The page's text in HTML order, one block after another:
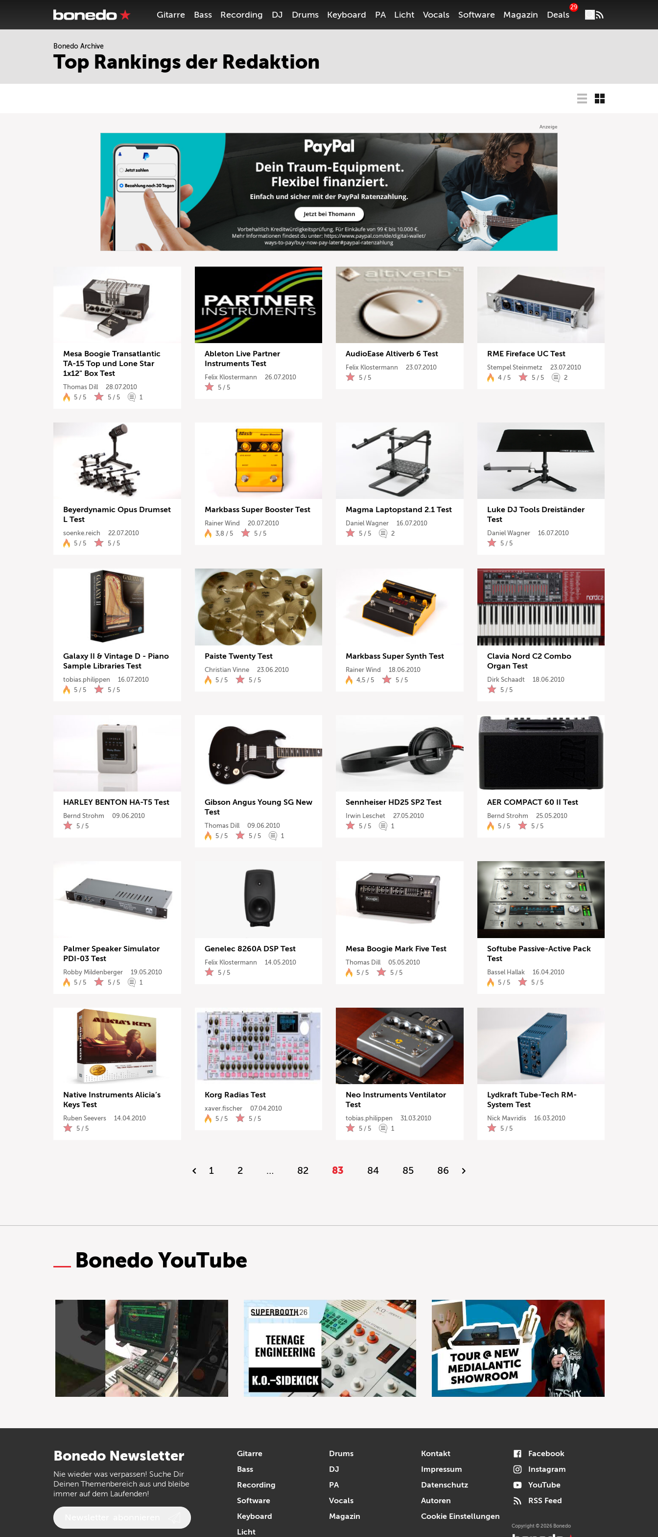
Gitarre Bass Recording DJ Drums Keyboard PA Licht Vocals Software Magazin Deals
29
Bonedo Archive
Top Rankings der Redaktion
Anzeige
Mesa Boogie Transatlantic
TA-15 Top und Lone Star
1x12" Box Test
Thomas Dill
28.07.2010
5 / 5
5 / 5 1
Ableton Live Partner
Instruments Test
Felix Klostermann
26.07.2010
5 / 5
AudioEase Altiverb 6 Test
Felix Klostermann
23.07.2010
5 / 5
RME Fireface UC Test
Stempel Steinmetz
23.07.2010
4 / 5
5 / 5 2
Beyerdynamic Opus Drumset
L Test
soenke.reich
22.07.2010
5 / 5
5 / 5
Markbass Super Booster Test
Rainer Wind
20.07.2010
3,8 / 5
5 / 5
Magma Laptopstand 2.1 Test
Daniel Wagner
16.07.2010
5 / 5
2
Luke DJ Tools Dreiständer
Test
Daniel Wagner
16.07.2010
5 / 5
Galaxy II & Vintage D - Piano
Sample Libraries Test
tobias.philippen
16.07.2010
5 / 5
5 / 5
Paiste Twenty Test
Christian Vinne
23.06.2010
5 / 5
5 / 5
Markbass Super Synth Test
Rainer Wind
18.06.2010
4,5 / 5
5 / 5
Clavia Nord C2 Combo
Organ Test
Dirk Schaadt
18.06.2010
5 / 5
HARLEY BENTON HA-T5 Test
Bernd Strohm
09.06.2010
5 / 5
Gibson Angus Young SG New
Test
Thomas Dill
09.06.2010
5 / 5
5 / 5 1
Sennheiser HD25 SP2 Test
Irwin Leschet
27.05.2010
5 / 5
1
AER COMPACT 60 II Test
Bernd Strohm
25.05.2010
5 / 5
5 / 5
Palmer Speaker Simulator
PDI-03 Test
Robby Mildenberger
19.05.2010
5 / 5
5 / 5 1
Genelec 8260A DSP Test
Felix Klostermann
14.05.2010
5 / 5
Mesa Boogie Mark Five Test
Thomas Dill
05.05.2010
5 / 5
5 / 5
Softube Passive-Active Pack
Test
Bassel Hallak
16.04.2010
5 / 5
5 / 5
Native Instruments Alicia’s
Keys Test
Ruben Seevers
14.04.2010
5 / 5
Korg Radias Test
xaver.fischer
07.04.2010
5 / 5
5 / 5
Neo Instruments Ventilator
Test
tobias.philippen
31.03.2010
5 / 5
1
Lydkraft Tube-Tech RM-
System Test
Nick Mavridis
16.03.2010
5 / 5
1 2 … 82 83 84 85 86
Bonedo YouTube
Bonedo Newsletter
Nie wieder was verpassen! Suche Dir
Deinen Themenbereich aus und bleibe
immer auf dem Laufenden!
Gitarre
Bass
Recording
Software
Keyboard
Licht
Drums
DJ
PA
Vocals
Magazin
Kontakt
Impressum
Datenschutz
Autoren
Cookie Einstellungen
Facebook
Instagram
YouTube
RSS Feed
Copyright © 2026 Bonedo